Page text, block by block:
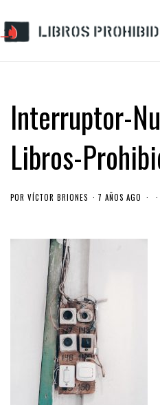
Interruptor-
Libros-
POR VÍCTOR BRIONES 7 AÑOS AGO